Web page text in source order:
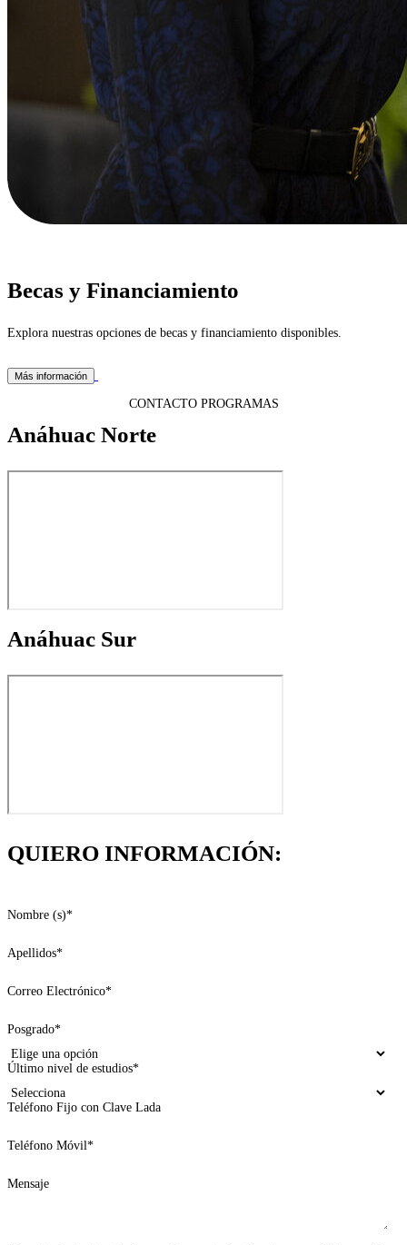
Becas y Financiamiento
Explora nuestras opciones de becas y financiamiento disponibles.
Más información
CONTACTO PROGRAMAS
Anáhuac Norte
Anáhuac Sur
QUIERO INFORMACIÓN:
Nombre (s)*
Apellidos*
Correo Electrónico*
Posgrado*
Último nivel de estudios*
Teléfono Fijo con Clave Lada
Teléfono Móvil*
Mensaje